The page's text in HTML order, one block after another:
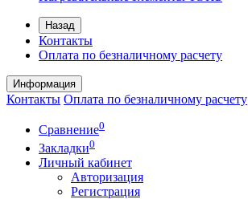
Назад
Контакты
Оплата по безналичному расчету
Информация
Контакты Оплата по безналичному расчету
Сравнение0
Закладки0
Личный кабинет
Авторизация
Регистрация